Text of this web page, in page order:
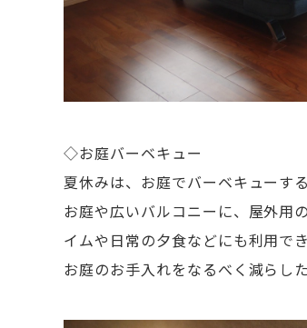
◇お庭バーベキュー
夏休みは、お庭でバーベキューす
お庭や広いバルコニーに、屋外用
イムや日常の夕食などにも利用でき
お庭のお手入れをなるべく減らし